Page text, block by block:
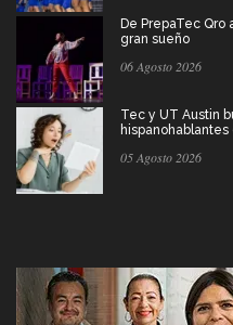
De PrepaTec Qro
gran sueño
06 Agosto 2026
Tec y UT Austin
hispanohablantes
05 Agosto 2026